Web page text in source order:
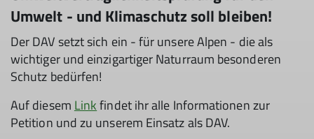
Umwelt - und Klimaschutz soll bleiben!
Der DAV setzt sich ein - für unsere Alpen - die als
wichtiger und einzigartiger Naturraum besonderen
Schutz bedürfen!
Auf diesem Linkfindet ihr alle Informationen zur
Petition und zu unserem Einsatz als DAV.